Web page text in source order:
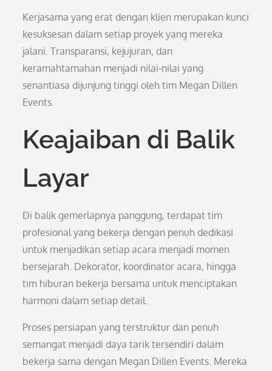
Kerjasama yang erat dengan klien merupakan kunci
kesuksesan dalam setiap proyek yang mereka
jalani. Transparansi, kejujuran, dan
keramahtamahan menjadi nilai-nilai yang
senantiasa dijunjung tinggi oleh tim Megan Dillen
Events.
Keajaiban di Balik
Layar
Di balik gemerlapnya panggung, terdapat tim
profesional yang bekerja dengan penuh dedikasi
untuk menjadikan setiap acara menjadi momen
bersejarah. Dekorator, koordinator acara, hingga
tim hiburan bekerja bersama untuk menciptakan
harmoni dalam setiap detail.
Proses persiapan yang terstruktur dan penuh
semangat menjadi daya tarik tersendiri dalam
bekerja sama dengan Megan Dillen Events. Mereka